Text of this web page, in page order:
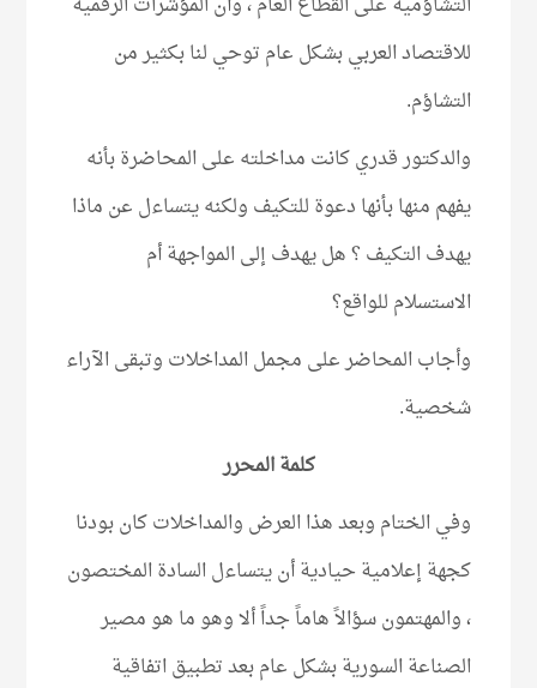
للاقتصاد العربي بشكل عام توحي لنا بكثير من
التشاؤم.
والدكتور قدري كانت مداخلته على المحاضرة بأنه
يفهم منها بأنها دعوة للتكيف ولكنه يتساءل عن ماذا
يهدف التكيف ؟ هل يهدف إلى المواجهة أم
الاستسلام للواقع؟
وأجاب المحاضر على مجمل المداخلات وتبقى الآراء
شخصية.
كلمة المحرر
وفي الختام وبعد هذا العرض والمداخلات كان بودنا
كجهة إعلامية حيادية أن يتساءل السادة المختصون
، والمهتمون سؤالاً هاماً جداً ألا وهو ما هو مصير
الصناعة السورية بشكل عام بعد تطبيق اتفاقية